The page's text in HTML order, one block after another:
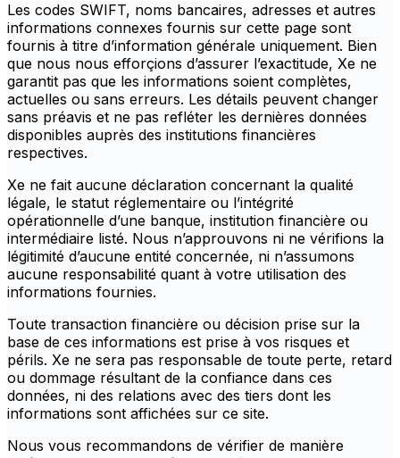
Les codes SWIFT, noms bancaires, adresses et autres
informations connexes fournis sur cette page sont
fournis à titre d’information générale uniquement. Bien
que nous nous efforçions d’assurer l’exactitude, Xe ne
garantit pas que les informations soient complètes,
actuelles ou sans erreurs. Les détails peuvent changer
sans préavis et ne pas refléter les dernières données
disponibles auprès des institutions financières
respectives.
Xe ne fait aucune déclaration concernant la qualité
légale, le statut réglementaire ou l’intégrité
opérationnelle d’une banque, institution financière ou
intermédiaire listé. Nous n’approuvons ni ne vérifions la
légitimité d’aucune entité concernée, ni n’assumons
aucune responsabilité quant à votre utilisation des
informations fournies.
Toute transaction financière ou décision prise sur la
base de ces informations est prise à vos risques et
périls. Xe ne sera pas responsable de toute perte, retard
ou dommage résultant de la confiance dans ces
données, ni des relations avec des tiers dont les
informations sont affichées sur ce site.
Nous vous recommandons de vérifier de manière